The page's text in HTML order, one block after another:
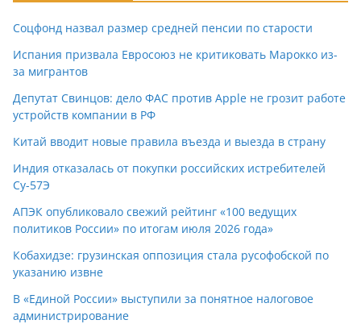
Соцфонд назвал размер средней пенсии по старости
Испания призвала Евросоюз не критиковать Марокко из-
за мигрантов
Депутат Свинцов: дело ФАС против Apple не грозит работе
устройств компании в РФ
Китай вводит новые правила въезда и выезда в страну
Индия отказалась от покупки российских истребителей
Су-57Э
АПЭК опубликовало свежий рейтинг «100 ведущих
политиков России» по итогам июля 2026 года»
Кобахидзе: грузинская оппозиция стала русофобской по
указанию извне
В «Единой России» выступили за понятное налоговое
администрирование